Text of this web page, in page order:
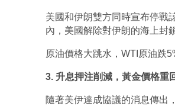
美國和伊朗雙方同時宣布停戰
內，美國解除對伊朗的海上封
原油價格大跳水，WTI原油跌
3. 升息押注削減，黃金價格重
隨著美伊達成協議的消息傳出